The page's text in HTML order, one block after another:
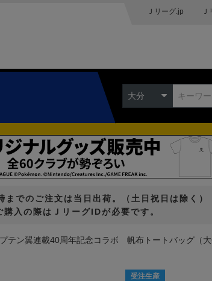
Ｊリーグ.jp
大分
までのご注文は当日出荷。（土日祝日は除く）
購入の際はＪリーグIDが必要です。
テン翼連載40周年記念コラボ 帆布トートバッグ（
受注生産